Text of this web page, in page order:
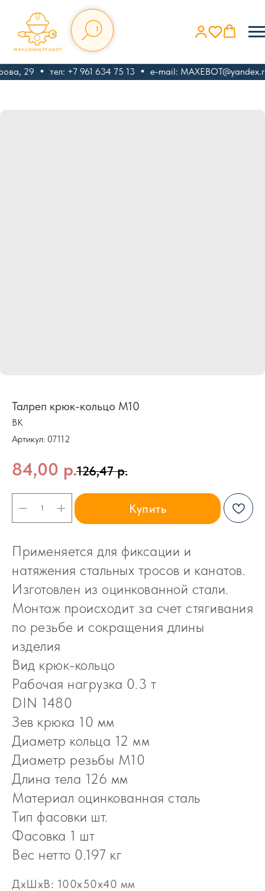
29 тел: +7 961 634 75 13 e-mail:
Талреп крюк-кольцо М10
BK
Артикул: 07112
84,00 р.126,47 р.
Купить
Применяется для фиксации и
натяжения стальных тросов и канатов.
Изготовлен из оцинкованной стали.
Монтаж происходит за счет стягивания
по резьбе и сокращения длины
изделия
Вид крюк-кольцо
Рабочая нагрузка 0.3 т
DIN 1480
Зев крюка 10 мм
Диаметр кольца 12 мм
Диаметр резьбы М10
Длина тела 126 мм
Материал оцинкованная сталь
Тип фасовки шт.
Фасовка 1 шт
Вес нетто 0.197 кг
ДxШxВ: 100x50x40 мм